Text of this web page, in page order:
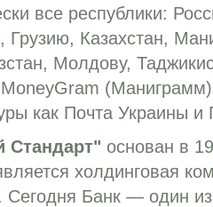
все республики:
Казахстан,
Молдову,
как Почта Украины
Стандарт" основан в
холдинговая
Сегодня Банк — один